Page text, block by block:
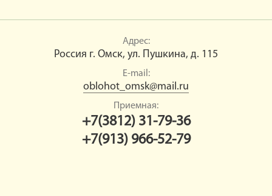
Адрес:
Россия г. Омск, ул. Пушкина, д. 115
E-mail:
oblohot_omsk@mail.ru
Приемная:
+7(3812) 31-79-36
+7(913) 966-52-79